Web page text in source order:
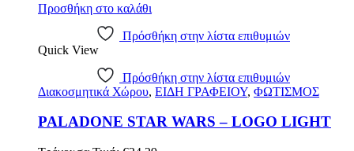
Προσθήκη στο καλάθι
Πρόσθήκη στην λίστα επιθυμιών
Quick View
Πρόσθήκη στην λίστα επιθυμιών
Διακοσμητικά Χώρου, ΕΙΔΗ ΓΡΑΦΕΙΟΥ, ΦΩΤΙΣΜΟΣ
PALADONE STAR WARS – LOGO LIGHT